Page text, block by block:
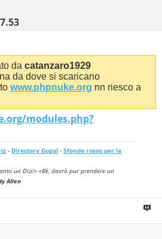
da catanzaro1929
da dove si scaricano
www.phpnuke.org nn riesco a
modules.php?
- Directory Gogol - Sfondo rosso per la
un Dio!» «Bè, dovrò pur prendere un
Allen